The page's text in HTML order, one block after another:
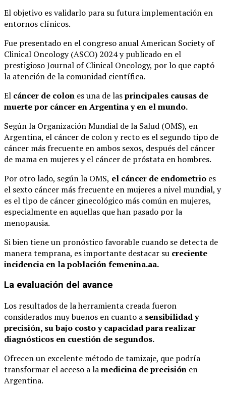
El objetivo es validarlo para su futura implementación en
entornos clínicos.
Fue presentado en el congreso anual American Society of
Clinical Oncology (ASCO) 2024 y publicado en el
prestigioso Journal of Clinical Oncology, por lo que captó
la atención de la comunidad científica.
El cáncer de colon es una de lasprincipales causas de
muerte por cáncer en Argentina y en el mundo.
Según la Organización Mundial de la Salud (OMS), en
Argentina, el cáncer de colon y recto es el segundo tipo de
cáncer más frecuente en ambos sexos, después del cáncer
de mama en mujeres y el cáncer de próstata en hombres.
Por otro lado, según la OMS, el cáncer de endometrio es
el sexto cáncer más frecuente en mujeres a nivel mundial, y
es el tipo de cáncer ginecológico más común en mujeres,
especialmente en aquellas que han pasado por la
menopausia.
Si bien tiene un pronóstico favorable cuando se detecta de
manera temprana, es importante destacar su creciente
incidencia en la población femenina.aa.
La evaluación del avance
Los resultados de la herramienta creada fueron
considerados muy buenos en cuanto a sensibilidad y
precisión, su bajo costo y capacidad para realizar
diagnósticos en cuestión de segundos.
Ofrecen un excelente método de tamizaje, que podría
transformar el acceso a lamedicina de precisión en
Argentina.